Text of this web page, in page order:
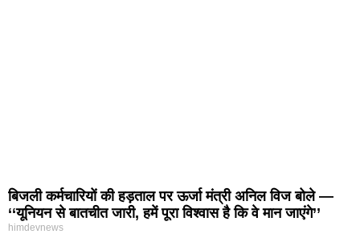
बिजली कर्मचारियों की हड़ताल पर ऊर्जा मंत्री अनिल विज बोले —
‘‘यूनियन से बातचीत जारी, हमें पूरा विश्वास है कि वे मान जाएंगे’’
himdevnews